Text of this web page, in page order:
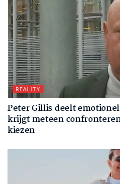
REALITY
Peter Gillis deelt
krijgt meteen
kiezen